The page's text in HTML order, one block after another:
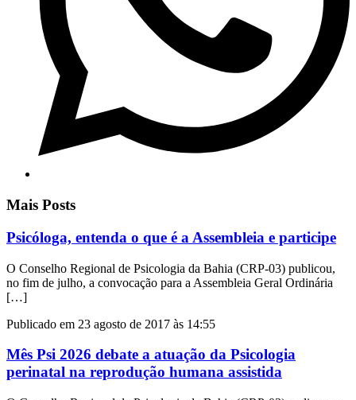
Mais Posts
Psicóloga, entenda o que é a Assembleia e participe
O Conselho Regional de Psicologia da Bahia (CRP-03) publicou,
no fim de julho, a convocação para a Assembleia Geral Ordinária
[…]
Publicado em 23 agosto de 2017 às 14:55
Mês Psi 2026 debate a atuação da Psicologia
perinatal na reprodução humana assistida